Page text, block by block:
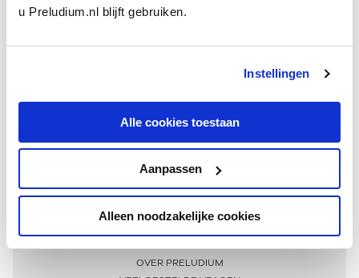
u Preludium.nl blijft gebruiken.
Instellingen
Alle cookies toestaan
Aanpassen
Alleen noodzakelijke cookies
Meer informatie
OVER PRELUDIUM